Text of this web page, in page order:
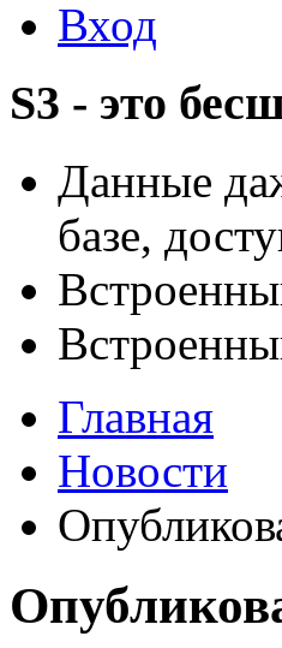
Вход
S3 - это
Данные
базе,
Главная
Новости